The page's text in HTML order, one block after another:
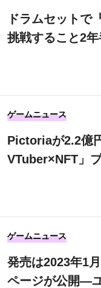
ドラムセットで
挑戦すること2
ゲームニュース
Pictoriaが2.2億
VTuber×NFT」
ゲームニュース
発売は2023年1
ページが公開―